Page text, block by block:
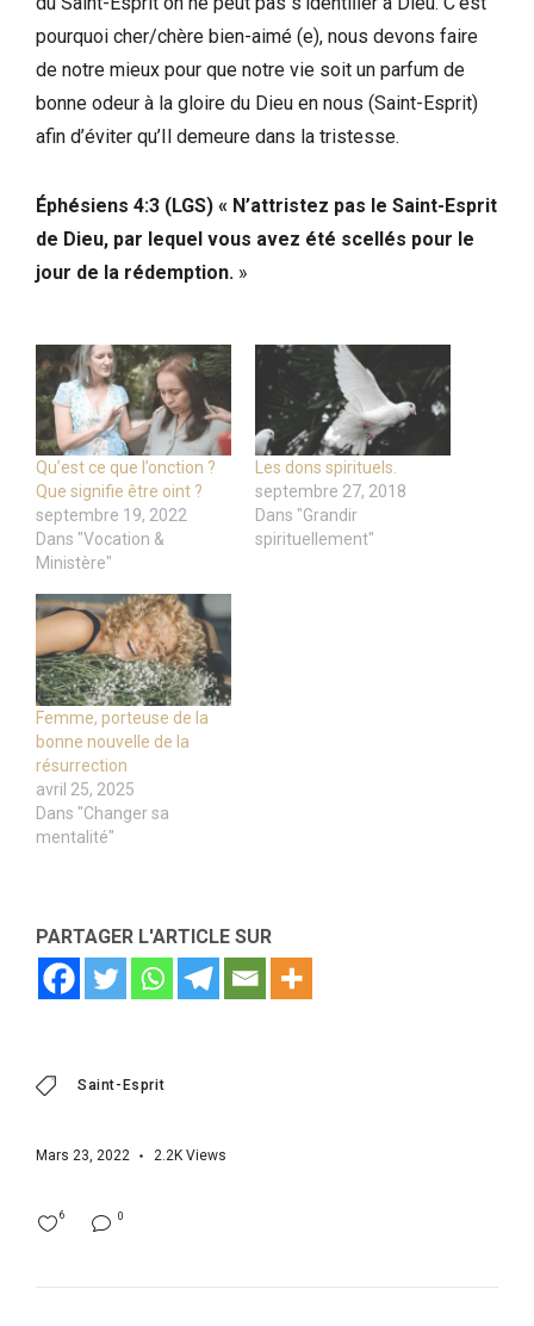
pourquoi cher/chère bien-aimé (e), nous devons faire
de notre mieux pour que notre vie soit un parfum de
bonne odeur à la gloire du Dieu en nous (Saint-Esprit)
afin d’éviter qu’Il demeure dans la tristesse.
Éphésiens 4:3 (LGS) « N’attristez pas le Saint-Esprit
de Dieu, par lequel vous avez été scellés pour le
jour de la rédemption. »
Qu’est ce que l’onction ?
Que signifie être oint ?
septembre 19, 2022
Dans "Vocation &
Ministère"
Les dons spirituels.
septembre 27, 2018
Dans "Grandir
spirituellement"
Femme, porteuse de la
bonne nouvelle de la
résurrection
avril 25, 2025
Dans "Changer sa
mentalité"
PARTAGER L'ARTICLE SUR
Saint-Esprit
Mars 23, 2022 2.2K Views
0
6